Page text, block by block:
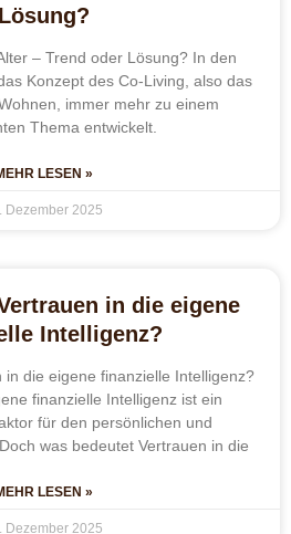
Lösung?
– Trend oder Lösung? In den
Konzept des Co-Living, also das
immer mehr zu einem
Thema entwickelt.
LESEN »
Dezember 2025
in die eigene
Intelligenz?
in die eigene finanzielle Intelligenz?
finanzielle Intelligenz ist ein
für den persönlichen und
was bedeutet Vertrauen in die
LESEN »
Dezember 2025